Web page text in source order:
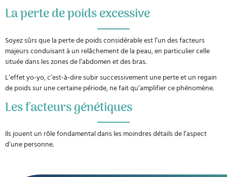
La perte de poids excessive
Soyez sûrs que la perte de poids considérable est l’un des facteurs
majeurs conduisant à un relâchement de la peau, en particulier celle
située dans les zones de l’abdomen et des bras.
L’effet yo-yo, c’est-à-dire subir successivement une perte et un regain
de poids sur une certaine période, ne fait qu’amplifier ce phénomène.
Les facteurs génétiques
Ils jouent un rôle fondamental dans les moindres détails de l’aspect
d’une personne.